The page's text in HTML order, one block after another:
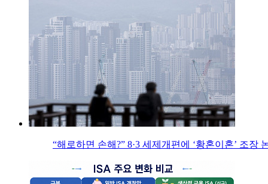
“해로하면 손해?” 8·3 세제개편에 ‘황혼이혼’ 조장